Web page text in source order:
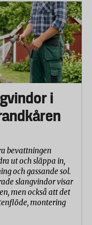
i
bevattningen
ut och släppa in,
och gassande sol.
slangvindor visar
men också att det
montering